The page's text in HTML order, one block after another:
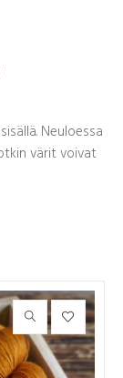
Neuloessa
värit voivat